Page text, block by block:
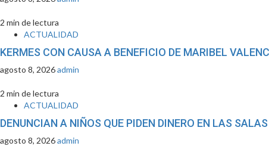
2 min de lectura
ACTUALIDAD
KERMES CON CAUSA A BENEFICIO DE MARIBEL
agosto 8, 2026admin
2 min de lectura
ACTUALIDAD
DENUNCIAN A NIÑOS QUE PIDEN DINERO EN LAS
agosto 8, 2026admin